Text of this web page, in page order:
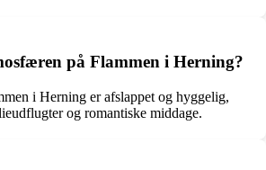
på Flammen i Herning?
i Herning er afslappet og hyggelig,
og romantiske middage.